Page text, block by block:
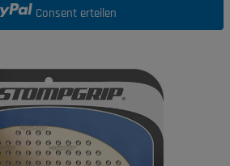
Consent erteilen